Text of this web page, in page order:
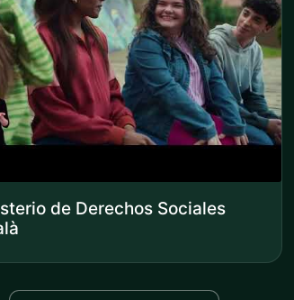
de Derechos Sociales